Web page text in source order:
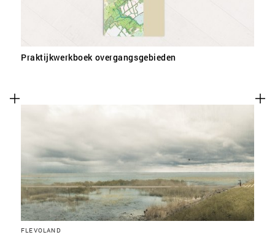
Praktijkwerkboek overgangsgebieden
FLEVOLAND